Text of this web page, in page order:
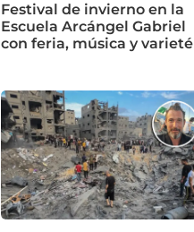
Festival de invierno en la
Escuela Arcángel Gabriel
con feria, música y varieté